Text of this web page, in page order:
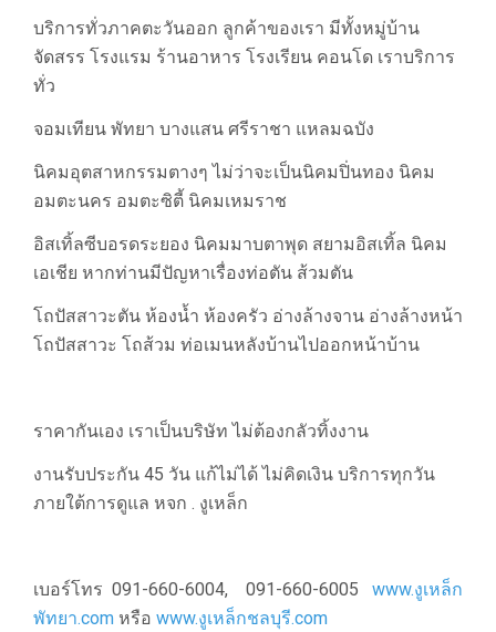
บริการทั่วภาคตะวันออก ลูกค้าของเรา มีทั้งหมู่บ้าน
จัดสรร โรงแรม ร้านอาหาร โรงเรียน คอนโด เราบริการ
ทั่ว
จอมเทียน พัทยา บางแสน ศรีราชา แหลมฉบัง
นิคมอุตสาหกรรมตางๆ ไม่ว่าจะเป็นนิคมปิ่นทอง นิคม
อมตะนคร อมตะซิตี้ นิคมเหมราช
อิสเทิ้ลซีบอรดระยอง นิคมมาบตาพุด สยามอิสเทิ้ล นิคม
เอเชีย หากท่านมีปัญหาเรื่องท่อตัน ส้วมตัน
โถปัสสาวะตัน ห้องน้ำ ห้องครัว อ่างล้างจาน อ่างล้างหน้า
โถปัสสาวะ โถส้วม ท่อเมนหลังบ้านไปออกหน้าบ้าน
ราคากันเอง เราเป็นบริษัท ไม่ต้องกลัวทิ้งงาน
งานรับประกัน 45 วัน แก้ไม่ได้ ไม่คิดเงิน บริการทุกวัน
ภายใต้การดูแล หจก . งูเหล็ก
เบอร์โทร 091-660-6004, 091-660-6005 www.งูเหล็ก
พัทยา.com หรือ www.งูเหล็กชลบุรี.com